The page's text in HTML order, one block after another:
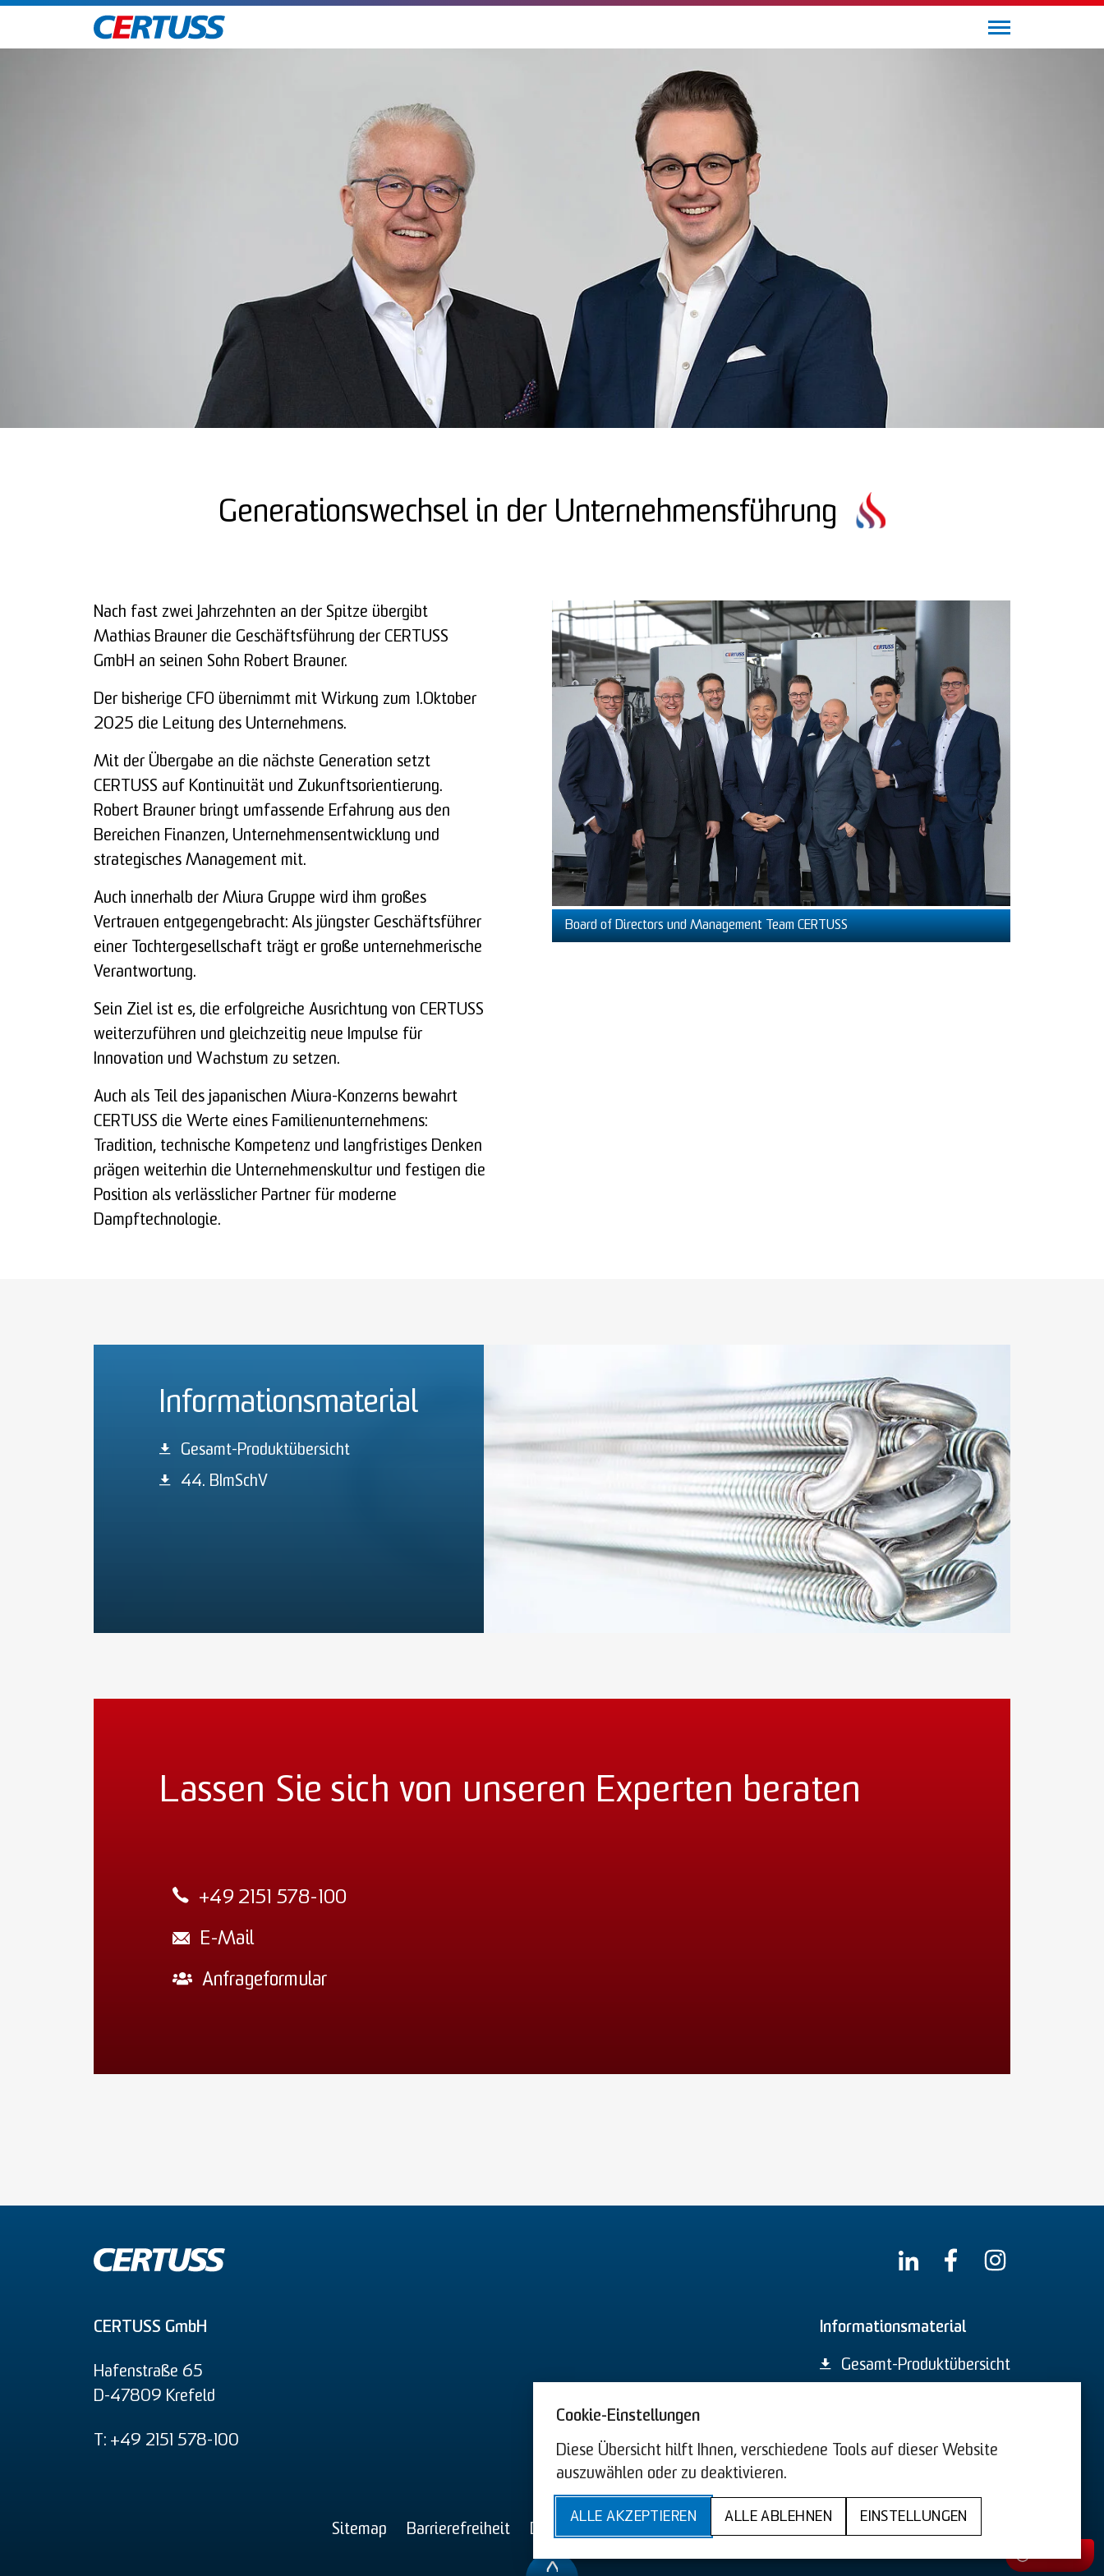
Cookie-Einstellungen
Diese Übersicht hilft Ihnen, verschiedene Tools auf dieser Website
auszuwählen oder zu deaktivieren.
ALLE AKZEPTIEREN ALLE ABLEHNEN EINSTELLUNGEN
Generationswechsel in der Unternehmensführung
Board of Directors und Management Team CERTUSS
Nach fast zwei Jahrzehnten an der Spitze übergibt
Mathias Brauner die Geschäftsführung der CERTUSS
GmbH an seinen Sohn Robert Brauner.
Der bisherige CFO übernimmt mit Wirkung zum 1.Oktober
2025 die Leitung des Unternehmens.
Mit der Übergabe an die nächste Generation setzt
CERTUSS auf Kontinuität und Zukunftsorientierung.
Robert Brauner bringt umfassende Erfahrung aus den
Bereichen Finanzen, Unternehmensentwicklung und
strategisches Management mit.
Auch innerhalb der Miura Gruppe wird ihm großes
Vertrauen entgegengebracht: Als jüngster Geschäftsführer
einer Tochtergesellschaft trägt er große unternehmerische
Verantwortung.
Sein Ziel ist es, die erfolgreiche Ausrichtung von CERTUSS
weiterzuführen und gleichzeitig neue Impulse für
Innovation und Wachstum zu setzen.
Auch als Teil des japanischen Miura-Konzerns bewahrt
CERTUSS die Werte eines Familienunternehmens:
Tradition, technische Kompetenz und langfristiges Denken
prägen weiterhin die Unternehmenskultur und festigen die
Position als verlässlicher Partner für moderne
Dampftechnologie.
Informationsmaterial
Gesamt-Produktübersicht
44. BImSchV
Lassen Sie sich von unseren Experten beraten
+49 2151 578-100
E-Mail
Anfrageformular
CERTUSS GmbH
Hafenstraße 65
D-47809 Krefeld
T: +49 2151 578-100
Informationsmaterial
Gesamt-Produktübersicht
Sitemap
Barrierefreiheit Datenschutz